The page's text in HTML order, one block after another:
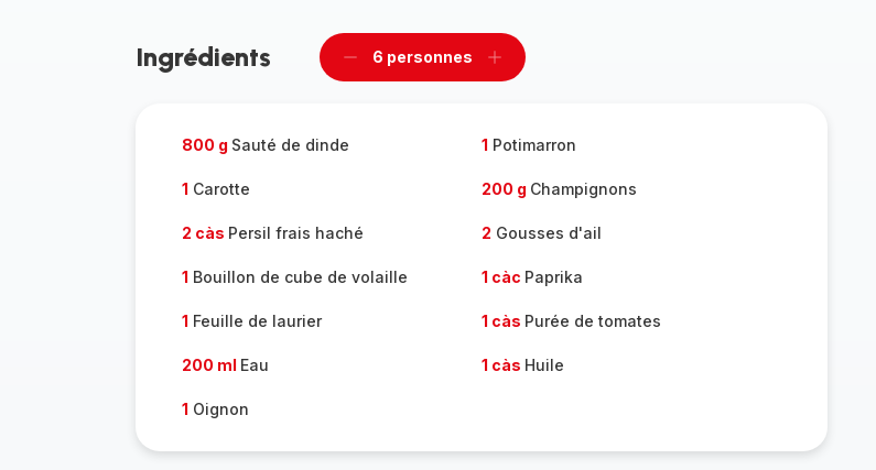
Ingrédients
Supprimer
6 personnes
Ajouter
800 g Sauté de dinde 1 Potimarron
1 Carotte 200 g Champignons
2 càs Persil frais haché 2 Gousses d'ail
1 Bouillon de cube de volaille 1 càc Paprika
1 Feuille de laurier 1 càs Purée de tomates
200 ml Eau 1 càs Huile
1 Oignon